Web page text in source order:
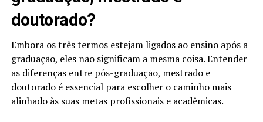
doutorado​?
Embora os três termos estejam ligados ao ensino após a
graduação, eles não significam a mesma coisa. Entender
as diferenças entre pós-graduação, mestrado e
doutorado é essencial para escolher o caminho mais
alinhado às suas metas profissionais e acadêmicas.